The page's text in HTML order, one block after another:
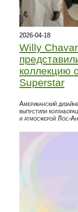
2026-04-18
Willy
коллекцию
Superstar
Американский
выпустили
и атмосферой Лос-